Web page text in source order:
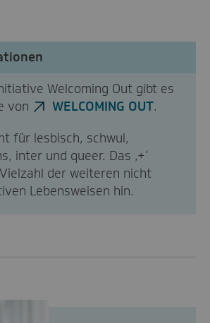
Welcoming Out gibt es
von
WELCOMING OUT.
für lesbisch, schwul,
inter und queer. Das ‚+‘
der weiteren nicht
Lebensweisen hin.